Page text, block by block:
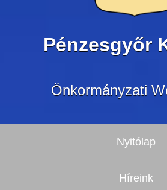
Pénzesgyőr
Önkormányzati
Nyitólap
Híreink